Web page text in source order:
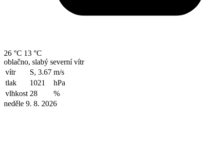
26 °C 13 °C
oblačno, slabý severní vítr
vítr
S, 3.67 m/s
tlak
1021
hPa
vlhkost 28
%
neděle 9. 8. 2026